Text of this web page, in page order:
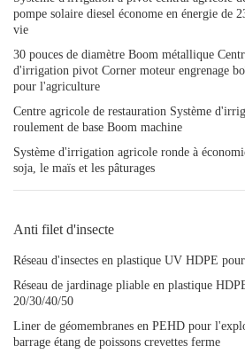
pompe solaire diesel économe en énergie de
vie
30 pouces de diamètre Boom métallique
d'irrigation pivot Corner moteur engrenage
pour l'agriculture
Centre agricole de restauration Système
roulement de base Boom machine
Système d'irrigation agricole ronde à
soja, le maïs et les pâturages
Anti filet d'insecte
Réseau d'insectes en plastique UV HDPE
Réseau de jardinage pliable en plastique
20/30/40/50
Liner de géomembranes en PEHD pour
barrage étang de poissons crevettes ferme